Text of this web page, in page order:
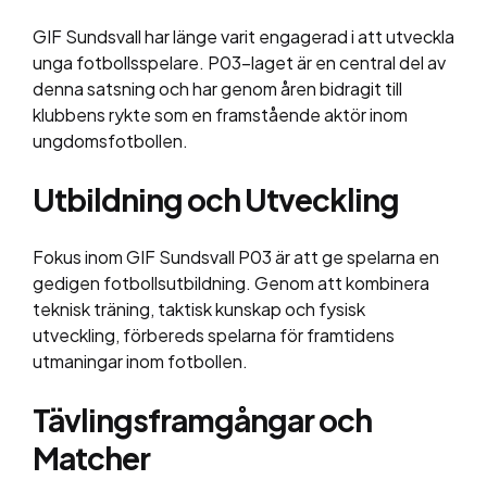
GIF Sundsvall har länge varit engagerad i att utveckla
unga fotbollsspelare. P03-laget är en central del av
denna satsning och har genom åren bidragit till
klubbens rykte som en framstående aktör inom
ungdomsfotbollen.
Utbildning och Utveckling
Fokus inom GIF Sundsvall P03 är att ge spelarna en
gedigen fotbollsutbildning. Genom att kombinera
teknisk träning, taktisk kunskap och fysisk
utveckling, förbereds spelarna för framtidens
utmaningar inom fotbollen.
Tävlingsframgångar och
Matcher